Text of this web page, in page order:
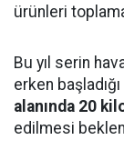
ürünleri
Bu yıl serin
erken
alanında 20
edilmesi